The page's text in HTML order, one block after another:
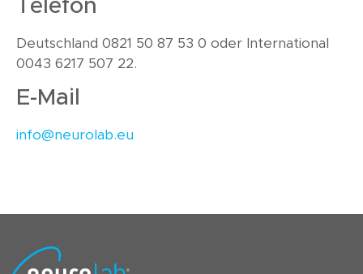
Telefon
Deutschland 0821 50 87 53 0 oder International
0043 6217 507 22.
E-Mail
info@neurolab.eu